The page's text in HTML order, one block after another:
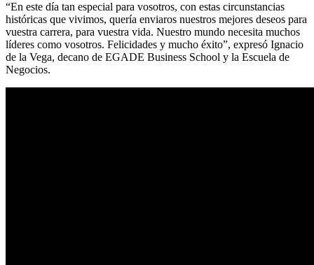
“En este día tan especial para vosotros, con estas circunstancias
históricas que vivimos, quería enviaros nuestros mejores deseos para
vuestra carrera, para vuestra vida. Nuestro mundo necesita muchos
líderes como vosotros. Felicidades y mucho éxito”, expresó Ignacio
de la Vega, decano de EGADE Business School y la Escuela de
Negocios.